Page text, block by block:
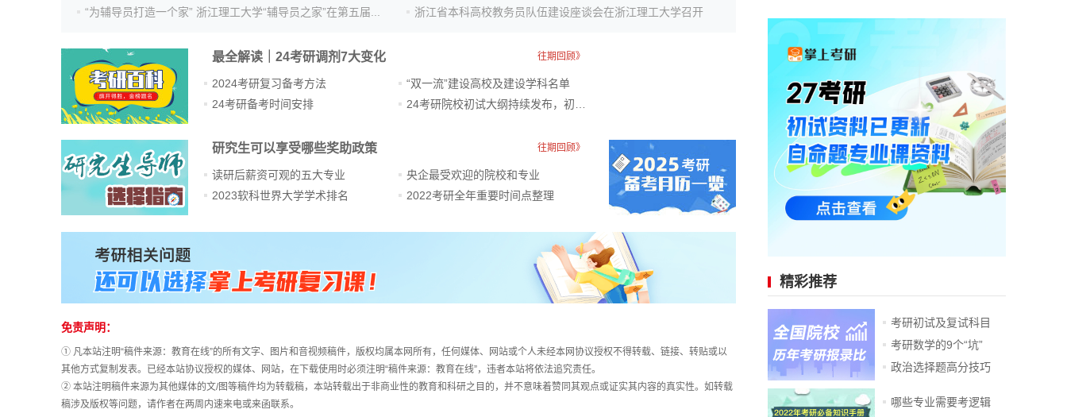
“为辅导员打造一个家” 浙江理工大学“辅导员之家”在第五届...
浙江省本科高校教务员队伍建设座谈会在浙江理工大学召开
最全解读｜24考研调剂7大变化 往期回顾》
2024考研复习备考方法
24考研备考时间安排
“双一流”建设高校及建设学科名单
研究生可以享受哪些奖助政策 往期回顾》
读研后薪资可观的五大专业
2023软科世界大学学术排名
央企最受欢迎的院校和专业
2022考研全年重要时间点整理
免责声明：
① 凡本站注明“稿件来源：教育在线”的所有文字、图片和音视频稿件，版权均属本网所有，任何媒体、网站或个人未经本网协议授权不得转载、链接、转贴或以
其他方式复制发表。已经本站协议授权的媒体、网站，在下载使用时必须注明“稿件来源：教育在线”，违者本站将依法追究责任。
② 本站注明稿件来源为其他媒体的文/图等稿件均为转载稿，本站转载出于非商业性的教育和科研之目的，并不意味着赞同其观点或证实其内容的真实性。如转载
稿涉及版权等问题，请作者在两周内速来电或来函联系。
精彩推荐
考研初试及复试科目
考研数学的9个“坑”
政治选择题高分技巧
哪些专业需要考逻辑